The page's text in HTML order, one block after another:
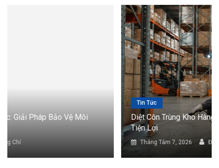
Diệt Côn Trùng Kho Hàng: Giải Pháp Bảo Vệ Hàng Hóa